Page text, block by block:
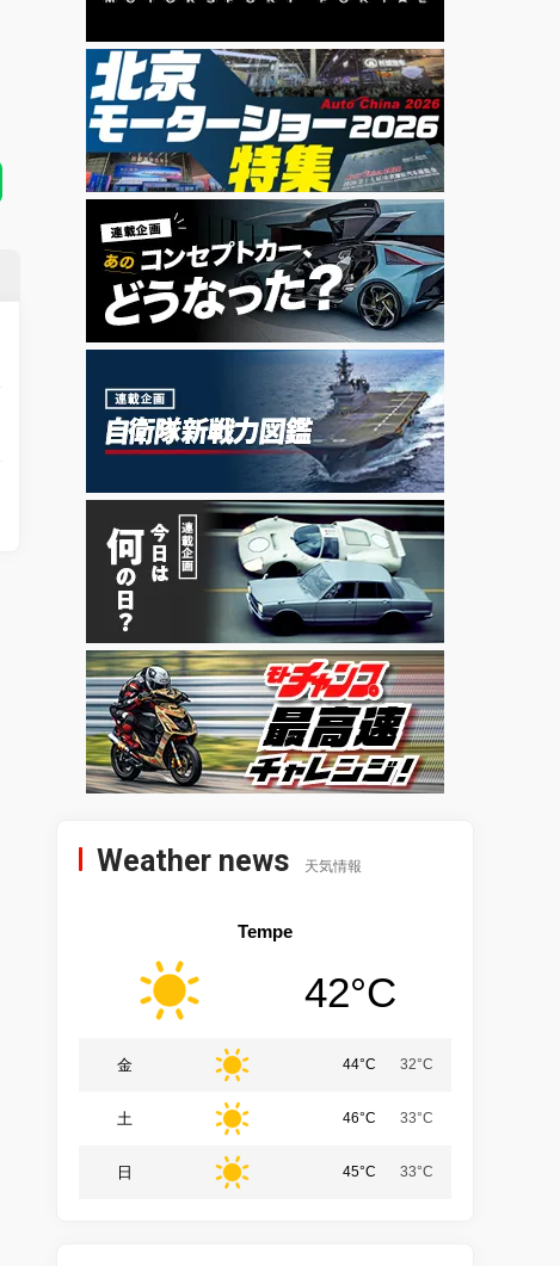
Weather news 天気情報
Tempe
42°C
金 44°C 32°C
土 46°C 33°C
日 45°C 33°C